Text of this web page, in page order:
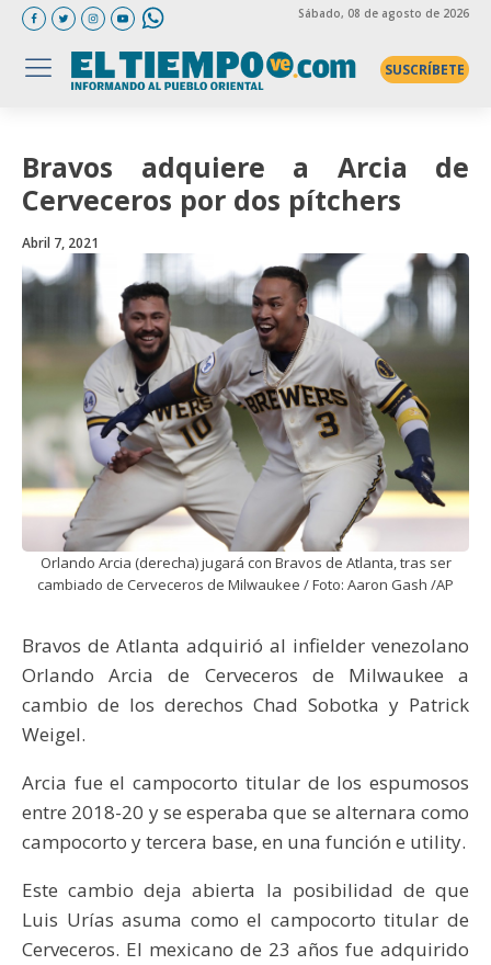
Sábado, 08 de agosto de 2026
SUSCRÍBETE
Bravos adquiere a Arcia de
Cerveceros por dos pítchers
Abril 7, 2021
Orlando Arcia (derecha) jugará con Bravos de Atlanta, tras ser
cambiado de Cerveceros de Milwaukee / Foto: Aaron Gash /AP
Bravos de Atlanta adquirió al infielder venezolano
Orlando Arcia de Cerveceros de Milwaukee a
cambio de los derechos Chad Sobotka y Patrick
Weigel.
Arcia fue el campocorto titular de los espumosos
entre 2018-20 y se esperaba que se alternara como
campocorto y tercera base, en una función e utility.
Este cambio deja abierta la posibilidad de que
Luis Urías asuma como el campocorto titular de
Cerveceros. El mexicano de 23 años fue adquirido